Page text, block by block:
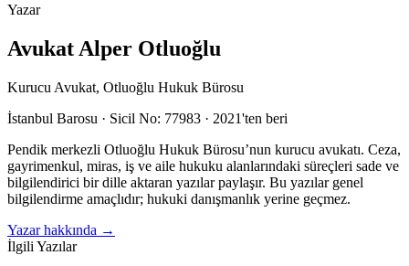
Yazar
Avukat Alper Otluoğlu
Kurucu Avukat, Otluoğlu Hukuk Bürosu
İstanbul Barosu · Sicil No: 77983 · 2021'ten beri
Pendik merkezli Otluoğlu Hukuk Bürosu’nun kurucu avukatı. Ceza,
gayrimenkul, miras, iş ve aile hukuku alanlarındaki süreçleri sade ve
bilgilendirici bir dille aktaran yazılar paylaşır. Bu yazılar genel
bilgilendirme amaçlıdır; hukuki danışmanlık yerine geçmez.
Yazar hakkında →
İlgili Yazılar